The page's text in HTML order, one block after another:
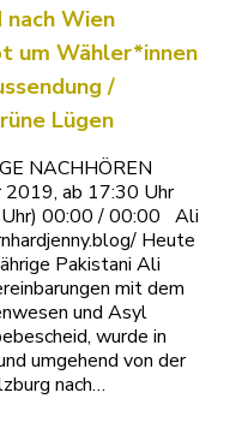
Wien
um Wähler*innen
/
Lügen
NACHHÖREN
2019, ab 17:30 Uhr
00:00 / 00:00 Ali
Heute
Pakistani Ali
mit dem
und Asyl
wurde in
umgehend von der
nach…